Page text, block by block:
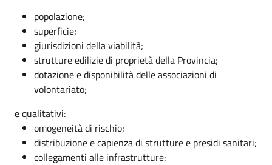
popolazione;
superficie;
giurisdizioni della viabilità;
strutture edilizie di proprietà della Provincia;
dotazione e disponibilità delle associazioni di
volontariato;
e qualitativi:
omogeneità di rischio;
distribuzione e capienza di strutture e presidi sanitari;
collegamenti alle infrastrutture;